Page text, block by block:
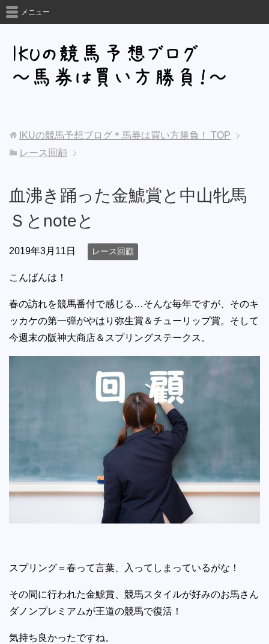
メニュー
IKUの競馬予想ブログ＊馬券は買い方勝負！
TOP
レース回顧
血沸き踊った金鯱賞と中山牝馬
Ｓとnoteと
2019年3月11日 レース回顧
こんばんは！
春の訪れを競馬番付で感じる…そんな毎年ですが、そのキ
ッカケの第一弾がやはり弥生賞＆チューリップ賞。そして
今週末の阪神大商店＆スプリングステークス。
スプリング＝春って言葉、入ってしまっているがな！
その間に行われた金鯱賞、競馬スタイルが好みのお馬さん
ダノンプレミアムが王道の競馬で復活！
気持ち良かったですね。